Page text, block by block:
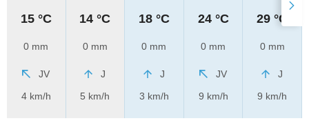
15 °C
0 mm
JV
4 km/h
14 °C
0 mm
J
5 km/h
18 °C
0 mm
J
3 km/h
24 °C
0 mm
JV
9 km/h
29 °C
0 mm
J
9 km/h